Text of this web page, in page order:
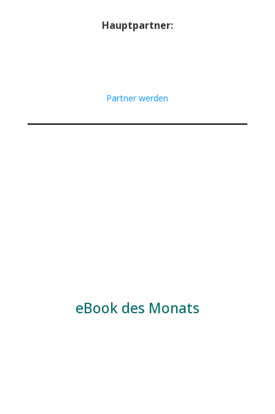
Hauptpartner:
Partner werden
eBook des Monats